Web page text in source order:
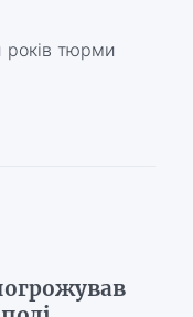
років тюрми